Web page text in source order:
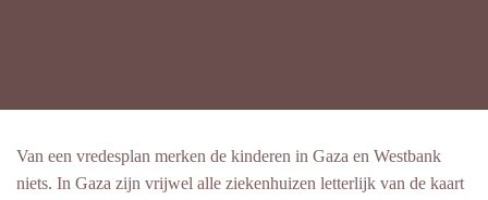
Van een vredesplan merken de kinderen in Gaza en Westbank
niets. In Gaza zijn vrijwel alle ziekenhuizen letterlijk van de kaart